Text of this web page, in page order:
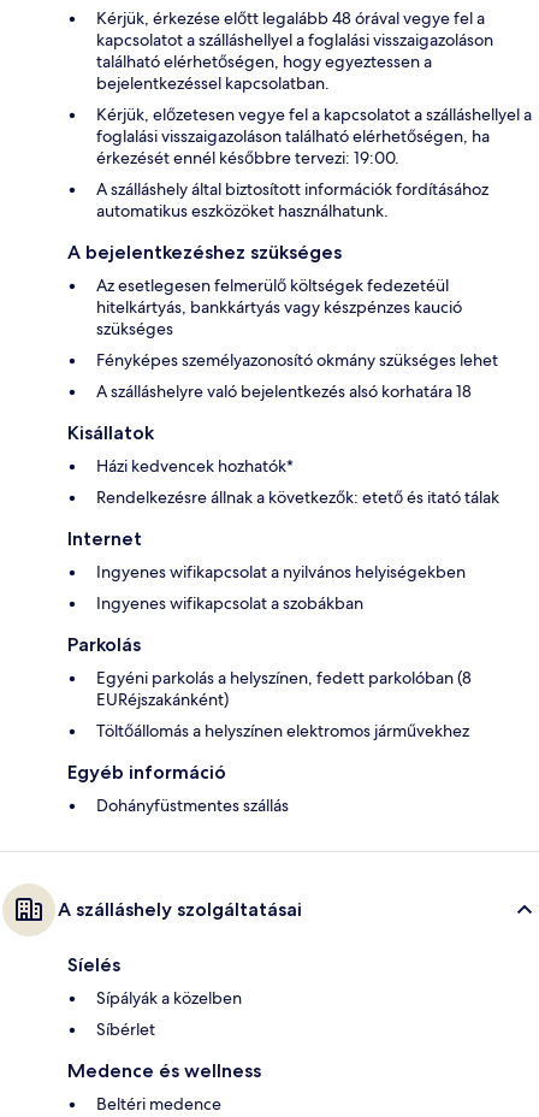
Kérjük, érkezése előtt legalább 48 órával vegye fel a
kapcsolatot a szálláshellyel a foglalási visszaigazoláson
található elérhetőségen, hogy egyeztessen a
bejelentkezéssel kapcsolatban.
Kérjük, előzetesen vegye fel a kapcsolatot a szálláshellyel a
foglalási visszaigazoláson található elérhetőségen, ha
érkezését ennél későbbre tervezi: 19:00.
A szálláshely által biztosított információk fordításához
automatikus eszközöket használhatunk.
A bejelentkezéshez szükséges
Az esetlegesen felmerülő költségek fedezetéül
hitelkártyás, bankkártyás vagy készpénzes kaució
szükséges
Fényképes személyazonosító okmány szükséges lehet
A szálláshelyre való bejelentkezés alsó korhatára 18
Kisállatok
Házi kedvencek hozhatók*
Rendelkezésre állnak a következők: etető és itató tálak
Internet
Ingyenes wifikapcsolat a nyilvános helyiségekben
Ingyenes wifikapcsolat a szobákban
Parkolás
Egyéni parkolás a helyszínen, fedett parkolóban (8
EURéjszakánként)
Töltőállomás a helyszínen elektromos járművekhez
Egyéb információ
Dohányfüstmentes szállás
A szálláshely szolgáltatásai
Síelés
Sípályák a közelben
Síbérlet
Medence és wellness
Beltéri medence